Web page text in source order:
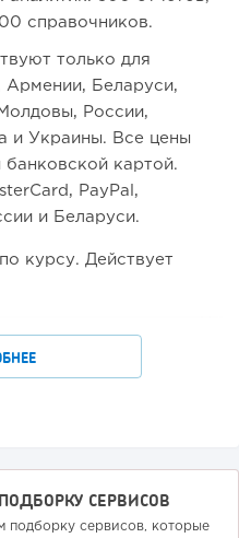
справочников.
только для
Армении, Беларуси,
России,
и Украины. Все цены
банковской картой.
PayPal,
и Беларуси.
курсу. Действует
СЕРВИСОВ
подборку сервисов, которые